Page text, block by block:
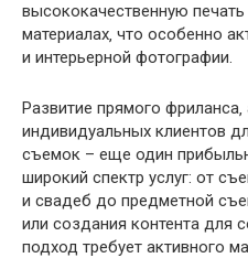
высококачественную
материалах‚ что особенно
и интерьерной фотографии.
Развитие прямого
индивидуальных клиентов
съемок – еще один
широкий спектр услуг: от
и свадеб до предметной
или создания контента для
подход требует активного